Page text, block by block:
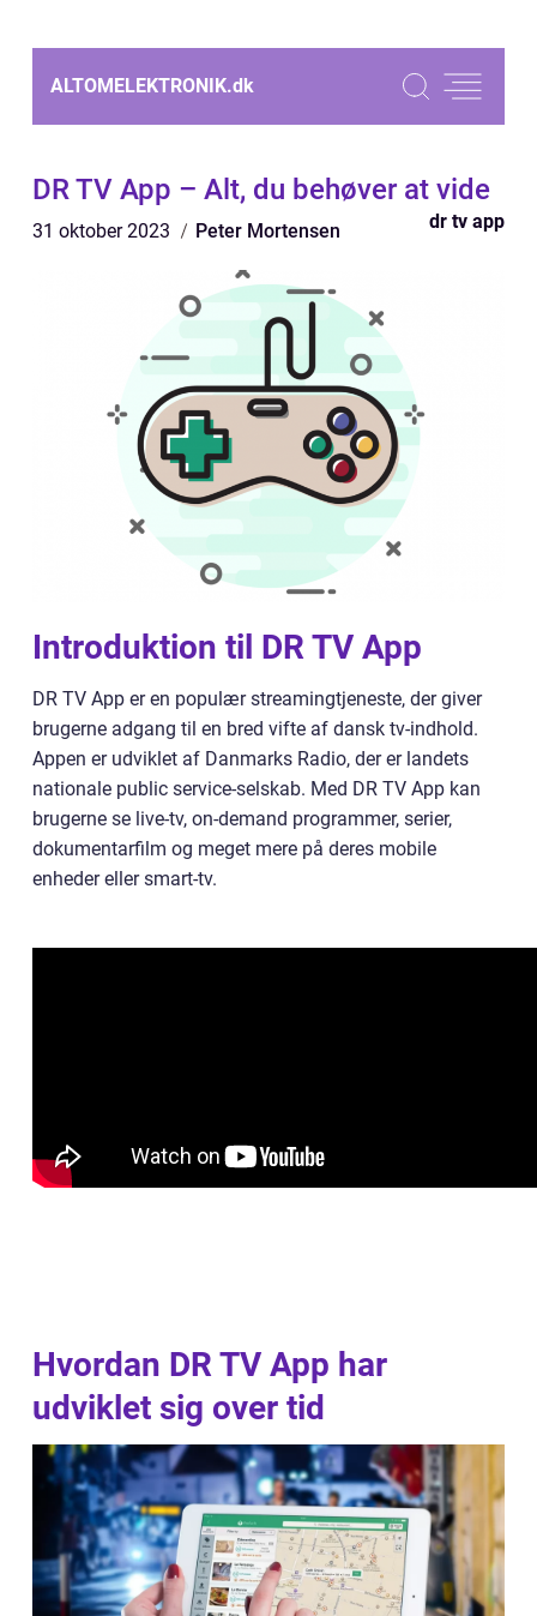
ALTOMELEKTRONIK.dk
DR TV App – Alt, du behøver at vide
31 oktober 2023 Peter Mortensen dr tv app
Introduktion til DR TV App
DR TV App er en populær streamingtjeneste, der giver
brugerne adgang til en bred vifte af dansk tv-indhold.
Appen er udviklet af Danmarks Radio, der er landets
nationale public service-selskab. Med DR TV App kan
brugerne se live-tv, on-demand programmer, serier,
dokumentarfilm og meget mere på deres mobile
enheder eller smart-tv.
Hvordan DR TV App har
udviklet sig over tid